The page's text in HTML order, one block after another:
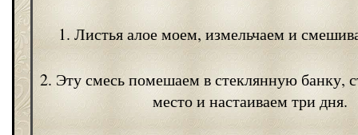
1. Листья алое моем, измельчаем и
2. Эту смесь помешаем в стеклянную банку,
место и настаиваем три дня.